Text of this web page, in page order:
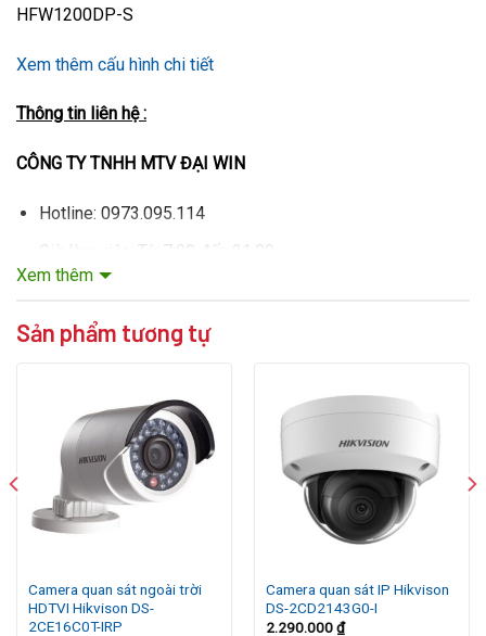
HFW1200DP-S
Xem thêm cấu hình chi tiết
Thông tin liên hệ :
CÔNG TY TNHH MTV ĐẠI WIN
Hotline: 0973.095.114
Giờ làm việc: Từ 7:00 đến 21:00
Xem thêm
Sản phẩm tương tự
Camera quan sát ngoài trời
HDTVI Hikvison DS-
2CE16C0T-IRP
Camera quan sát IP Hikvison
DS-2CD2143G0-I
2.290.000₫